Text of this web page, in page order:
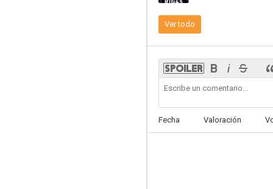
Ver todo
Fecha Valoración